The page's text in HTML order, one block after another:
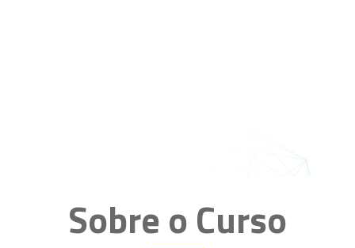
Sobre o Curso